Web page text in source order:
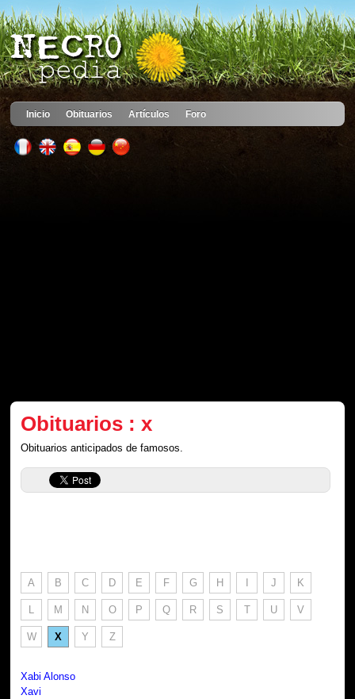
Inicio Obituarios Artículos Foro
Obituarios : x
Obituarios anticipados de famosos.
A B C D E F G H I J K
L M N O P Q R S T U V
W X Y Z
Xabi Alonso
Xavi